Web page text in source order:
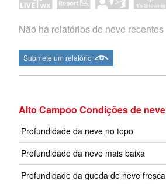
Não há relatórios de neve recentes
Submete um relatório
Alto Campoo Condições de neve
Profundidade da neve no topo
Profundidade da neve mais baixa
Profundidade da queda de neve fresca